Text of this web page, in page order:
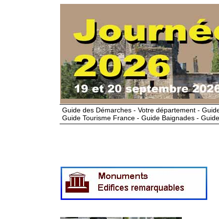
Guide des Démarches - Votre département -
Guide Tourisme France - Guide Baignades -